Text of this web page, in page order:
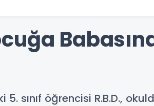
sınıf öğrencisi R.B.D.,